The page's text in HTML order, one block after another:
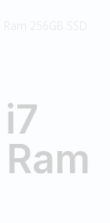
256GB SSD